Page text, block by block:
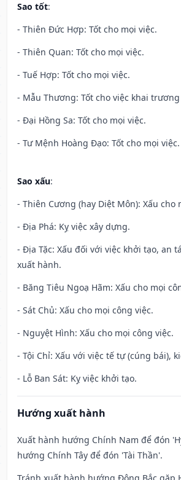
Sao tốt:
- Thiên Đức Hợp: Tốt cho mọi việc.
- Thiên Quan: Tốt cho mọi việc.
- Tuế Hợp: Tốt cho mọi việc.
- Mẫu Thương: Tốt cho việc khai
- Đại Hồng Sa: Tốt cho mọi việc.
- Tư Mệnh Hoàng Đạo: Tốt cho mọi việc.
Sao xấu:
- Thiên Cương (hay Diệt Môn): Xấu cho
- Địa Phá: Kỵ việc xây dựng.
- Địa Tặc: Xấu đối với việc khởi tạo, an
xuất hành.
- Băng Tiêu Ngoạ Hãm: Xấu cho mọi
- Sát Chủ: Xấu cho mọi công việc.
- Nguyệt Hình: Xấu cho mọi công việc.
- Tội Chỉ: Xấu với việc tế tự (cúng bái),
- Lỗ Ban Sát: Kỵ việc khởi tạo.
Hướng xuất hành
Xuất hành hướng Chính Nam để đón
hướng Chính Tây để đón 'Tài Thần'.